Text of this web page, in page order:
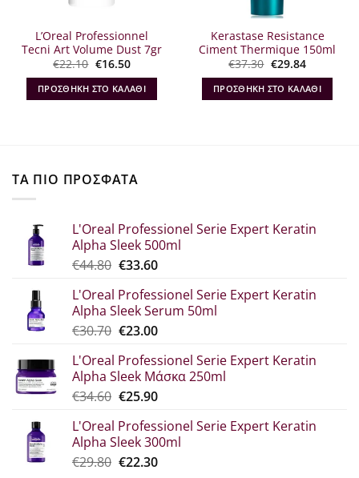
L’Oreal Professionnel
Tecni Art Volume Dust 7gr
€22.10 Original
price
was:
€22.10.
€16.50Η
τιμή
είναι:
€16.50.
ΠΡΟΣΘΉΚΗ ΣΤΟ ΚΑΛΆΘΙ
Kerastase Resistance
Ciment Thermique 150ml
€37.30 Original
price
was:
€37.30.
€29.84Η
τρέχουσα
τιμή
είναι:
€29.84.
ΠΡΟΣΘΉΚΗ ΣΤΟ ΚΑΛΆΘΙ
ΤΑ ΠΙΟ ΠΡΟΣΦΑΤΑ
L'Oreal Professionel Serie Expert Keratin
Alpha Sleek 500ml
€44.80 Original
was:
€44.80.
€33.60Η
τιμή
είναι:
€33.60.
L'Oreal Professionel Serie Expert Keratin
Alpha Sleek Serum 50ml
€30.70 Original
was:
€30.70.
€23.00Η
τιμή
είναι:
€23.00.
L'Oreal Professionel Serie Expert Keratin
Alpha Sleek Μάσκα 250ml
€34.60 Original
was:
€34.60.
€25.90Η
τιμή
είναι:
€25.90.
L'Oreal Professionel Serie Expert Keratin
Alpha Sleek 300ml
€29.80 Original
€22.30Η